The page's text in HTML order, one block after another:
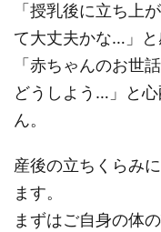
「授乳後に立ち上
て大丈夫かな…」と
「赤ちゃんのお世
どうしよう…」と
ん。
産後の立ちくらみ
ます。
まずはご自身の体